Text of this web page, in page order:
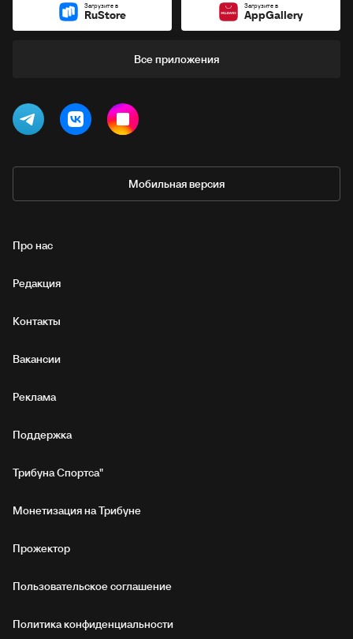
Загрузите в
RuStore
Загрузите в
AppGallery
Все приложения
Мобильная версия
Про нас
Редакция
Контакты
Вакансии
Реклама
Поддержка
Трибуна Спортса"
Монетизация на Трибуне
Прожектор
Пользовательское соглашение
Политика конфиденциальности